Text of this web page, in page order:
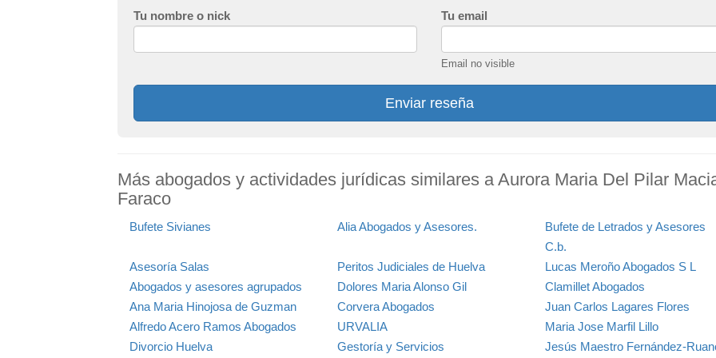
Tu nombre o nick Tu email
Email no visible
Enviar reseña
Más abogados y actividades jurídicas similares a Aurora Maria Del Pilar
Faraco
Bufete Sivianes Alia Abogados y Asesores.
Bufete de Letrados y Asesores
C.b.
Asesoría Salas
Peritos Judiciales de Huelva
Lucas Meroño Abogados S L
Abogados y asesores agrupados
Dolores Maria Alonso Gil
Clamillet Abogados
Ana Maria Hinojosa de Guzman
Corvera Abogados
Juan Carlos Lagares Flores
Alfredo Acero Ramos Abogados
URVALIA
Maria Jose Marfil Lillo
Divorcio Huelva
Gestoría y Servicios Jesús Maestro Fernández-